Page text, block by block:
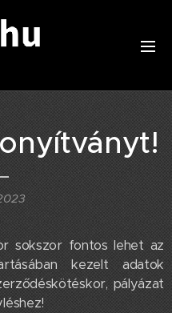
sokszor fontos lehet az
kezelt adatok
pályázat